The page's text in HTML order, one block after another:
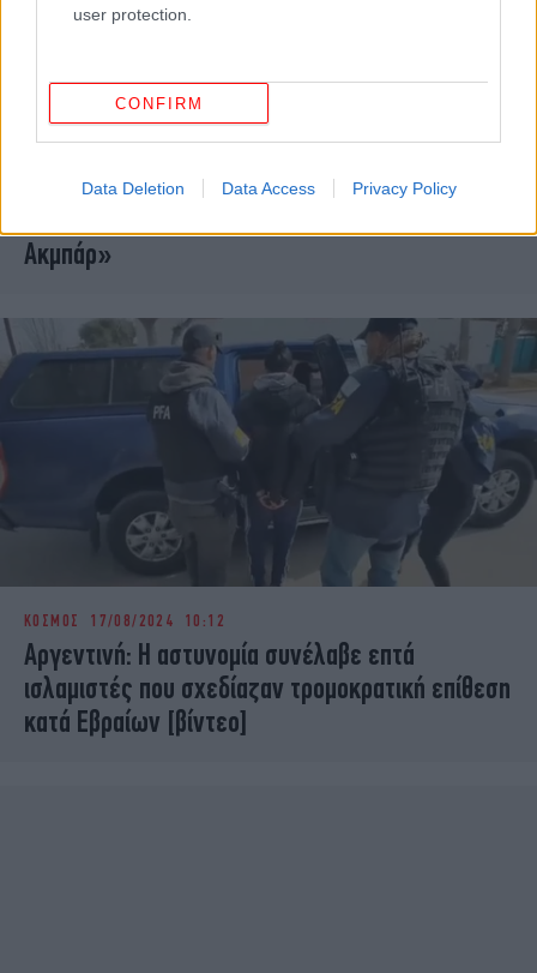
user protection.
CONFIRM
Data Deletion Data Access Privacy Policy
Γερμανία: Άνδρας εισέβαλε σε αστυνομικό τμήμα
Ακμπάρ»
ΚΟΣΜΟΣ 17/08/2024 10:12
Αργεντινή: H αστυνομία συνέλαβε επτά
ισλαμιστές που σχεδίαζαν τρομοκρατική επίθεση
κατά Εβραίων [βίντεο]